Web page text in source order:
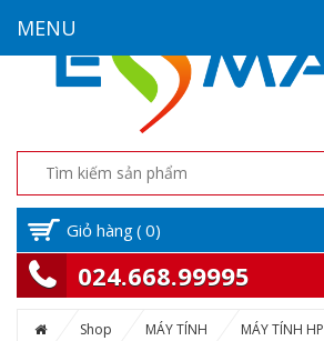
Giỏ hàng( 0)
024.668.99995
MENU
Shop MÁY TÍNH MÁY TÍNH HP